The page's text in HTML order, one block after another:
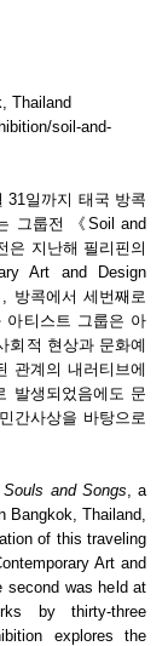
Thailand
soil-and-
31일까지 태국 방콕
그룹전 《Soil and
은 지난해 필리핀의
Art and Design
방콕에서 세번째로
아티스트 그룹은 아
회적 현상과 문화예
관계의 내러티브에
발생되었음에도 문
간사상을 바탕으로
and Songs , a
Bangkok, Thailand,
of this traveling
Art and
second was held at
by thirty-three
explores the